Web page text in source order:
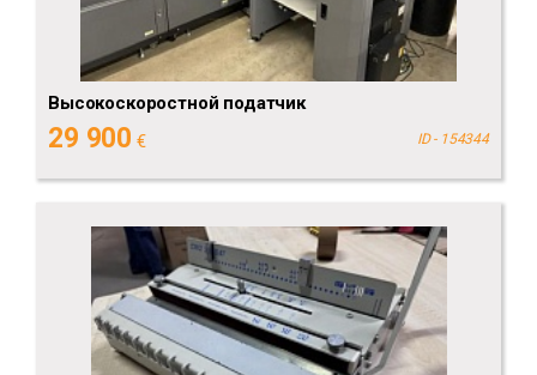
Высокоскоростной податчик
29 900 € ID - 154344